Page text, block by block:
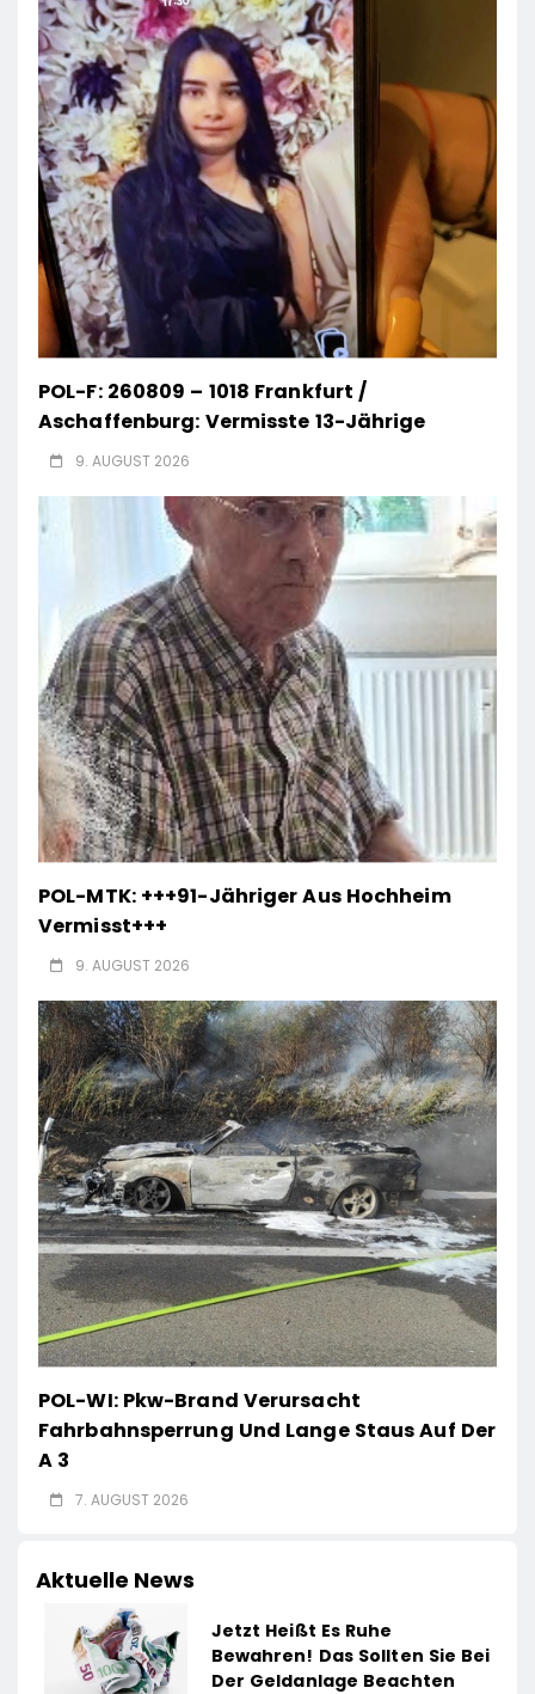
POL-F: 260809 – 1018 Frankfurt /
Aschaffenburg: Vermisste 13-Jährige
9. AUGUST 2026
POL-MTK: +++91-Jähriger Aus Hochheim
Vermisst+++
9. AUGUST 2026
POL-WI: Pkw-Brand Verursacht
Fahrbahnsperrung Und Lange Staus Auf Der
A 3
7. AUGUST 2026
Aktuelle News
Jetzt Heißt Es Ruhe
Bewahren! Das Sollten Sie Bei
Der Geldanlage Beachten